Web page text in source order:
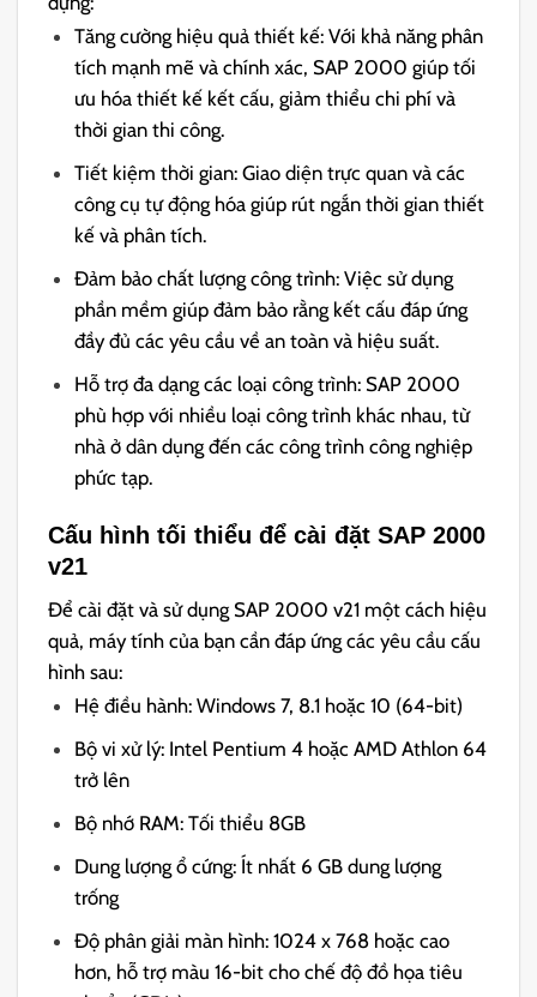
Tăng cường hiệu quả thiết kế: Với khả năng phân
tích mạnh mẽ và chính xác, SAP 2000 giúp tối
ưu hóa thiết kế kết cấu, giảm thiểu chi phí và
thời gian thi công.
Tiết kiệm thời gian: Giao diện trực quan và các
công cụ tự động hóa giúp rút ngắn thời gian thiết
kế và phân tích.
Đảm bảo chất lượng công trình: Việc sử dụng
phần mềm giúp đảm bảo rằng kết cấu đáp ứng
đầy đủ các yêu cầu về an toàn và hiệu suất.
Hỗ trợ đa dạng các loại công trình: SAP 2000
phù hợp với nhiều loại công trình khác nhau, từ
nhà ở dân dụng đến các công trình công nghiệp
phức tạp.
Cấu hình tối thiểu để cài đặt SAP 2000
v21
Để cài đặt và sử dụng SAP 2000 v21 một cách hiệu
quả, máy tính của bạn cần đáp ứng các yêu cầu cấu
hình sau:
Hệ điều hành: Windows 7, 8.1 hoặc 10 (64-bit)
Bộ vi xử lý: Intel Pentium 4 hoặc AMD Athlon 64
trở lên
Bộ nhớ RAM: Tối thiểu 8GB
Dung lượng ổ cứng: Ít nhất 6 GB dung lượng
trống
Độ phân giải màn hình: 1024 x 768 hoặc cao
hơn, hỗ trợ màu 16-bit cho chế độ đồ họa tiêu